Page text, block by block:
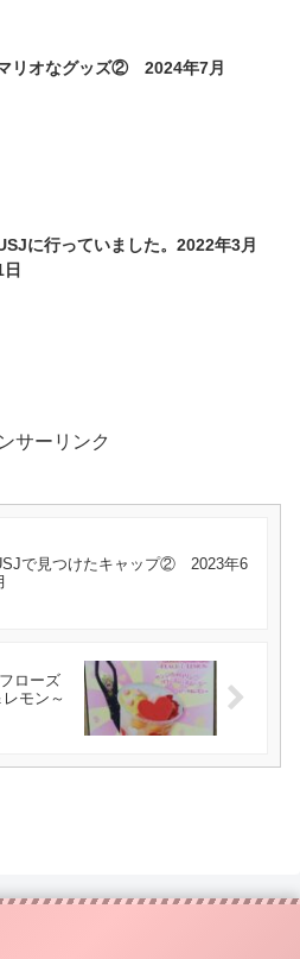
リオなグッズ② 2024年7月
に行っていました。2022年3月
日
サーリンク
で見つけたキャップ② 2023年6
ローズ
モン～